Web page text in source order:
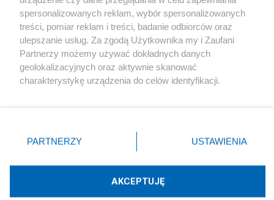
X Facebook Instagram Youtube
spersonalizowanych reklam, wybór spersonalizowanych
treści, pomiar reklam i treści, badanie odbiorców oraz
ulepszanie usług. Za zgodą Użytkownika my i Zaufani
Partnerzy możemy używać dokładnych danych
geolokalizacyjnych oraz aktywnie skanować
charakterystykę urządzenia do celów identyfikacji.
zmienić/wycofać klikając przycisk ustawień prywatności
znajdujący się w lewym dolnym rogu strony
rodzaje przetwarzania danych nie wymagają zgody
użytkownika, ale masz prawo sprzeciwić się takiemu
przetwarzaniu. Preferencje będą miały zastosowania tylko
PARTNERZY USTAWIENIA
AKCEPTUJĘ